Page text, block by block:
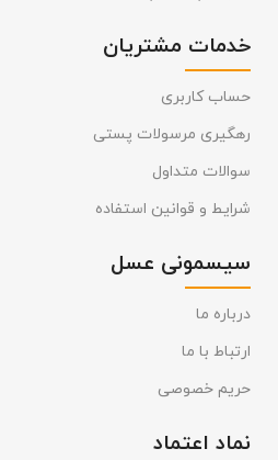
خدمات مشتریان
حساب کاربری
رهگیری مرسولات پستی
سوالات متداول
شرایط و قوانین استفاده
سیسمونی عسل
درباره ما
ارتباط با ما
حریم خصوصی
نماد اعتماد